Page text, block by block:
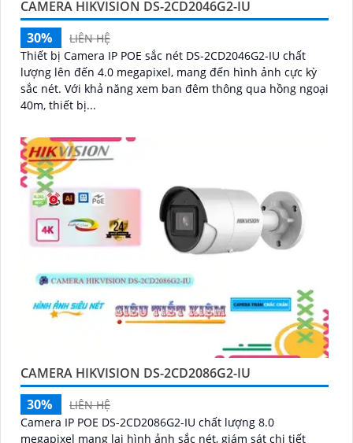
CAMERA HIKVISION DS-2CD2046G2-IU
30%
LIÊN HỆ
Thiết bị Camera IP POE sắc nét DS-2CD2046G2-IU chất
lượng lên đến 4.0 megapixel, mang đến hình ảnh cực kỳ
sắc nét. Với khả năng xem ban đêm thông qua hồng ngoại
40m, thiết bị...
CAMERA HIKVISION DS-2CD2086G2-IU
30%
LIÊN HỆ
Camera IP POE DS-2CD2086G2-IU chất lượng 8.0
megapixel mang lại hình ảnh sắc nét, giám sát chi tiết